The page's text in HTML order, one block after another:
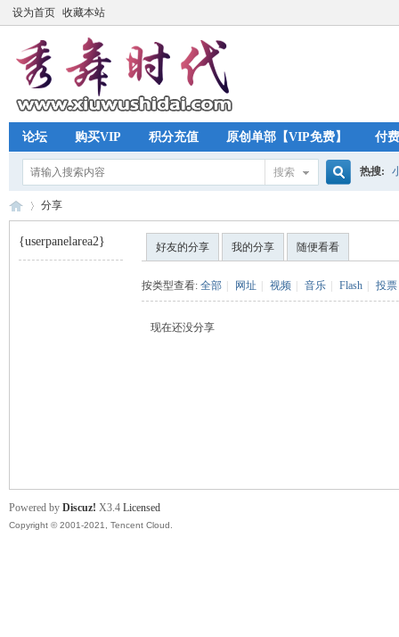
设为首页 收藏本站
论坛 购买VIP 积分充值 原创单部【VIP免费】 付
搜索 热搜:
分享
{userpanelarea2} 好友的分享 我的分享 随便看看
按类型查看: 全部 网址 视频 音乐 Flash 投票
现在还没分享
Powered by Discuz! X3.4 Licensed
Copyright © 2001-2021, Tencent Cloud.